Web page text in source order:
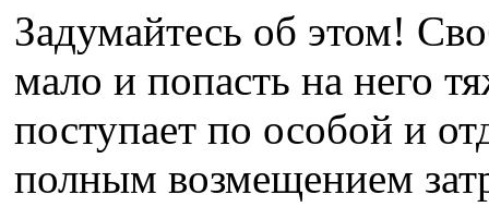
Задумайтесь об этом!
мало и попасть на него
поступает по особой и
полным возмещением